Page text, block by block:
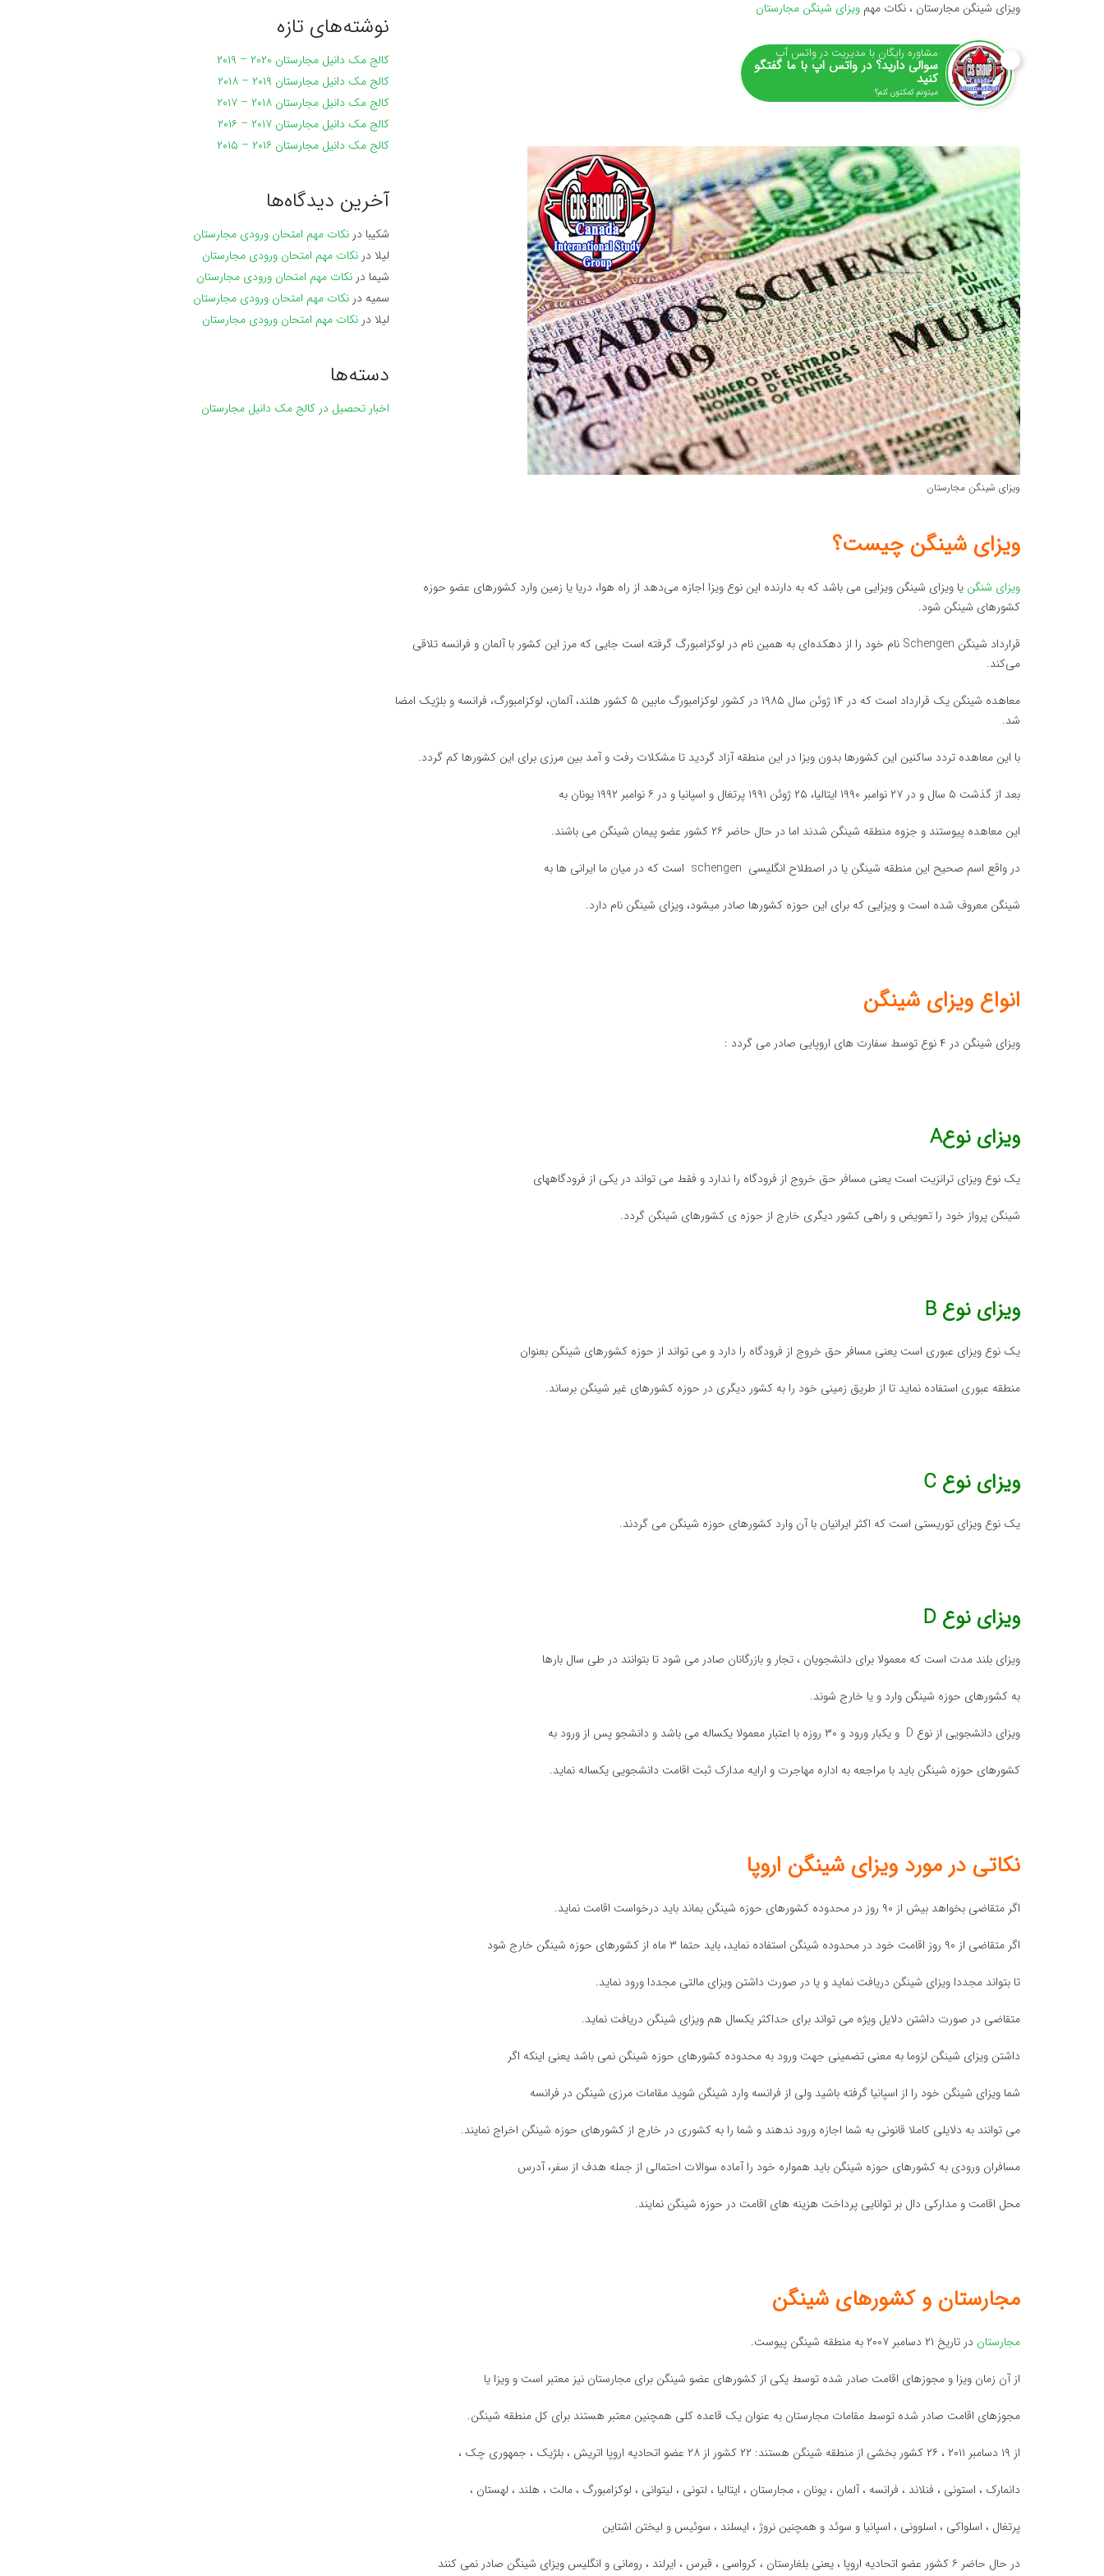
ویزای شینگن مجارستان ، نکات مهم ویزای شینگن مجارستان
مشاوره رایگان با مدیریت در واتس آپ
سوالی دارید؟ در واتس اپ با ما گفتگو
کنید
میتونم کمکتون کنم؟
ویزای شینگن مجارستان
ویزای شینگن چیست؟
ویزای شنگن یا ویزای شینگن ویزایی می باشد که به دارنده این نوع ویزا اجازه می‌دهد از راه هوا، دریا یا زمین وارد کشورهای عضو حوزه
کشورهای شینگن شود.
قرارداد شینگن Schengen نام خود را از دهکده‌ای به همین نام در لوکزامبورگ گرفته است جایی که مرز این کشور با آلمان و فرانسه تلاقی
می‌کند.
معاهده شینگن یک قرارداد است که در ۱۴ ژوئن سال ۱۹۸۵ در کشور لوکزامبورگ مابین ۵ کشور هلند، آلمان، لوکزامبورگ، فرانسه و بلژیک امضا
شد.
با این معاهده تردد ساکنین این کشورها بدون ویزا در این منطقه آزاد گردید تا مشکلات رفت و آمد بین مرزی برای این کشورها کم گردد.
بعد از گذشت ۵ سال و در ۲۷ نوامبر ۱۹۹۰ ایتالیا، ۲۵ ژوئن ۱۹۹۱ پرتغال و اسپانیا و در ۶ نوامبر ۱۹۹۲ یونان به
این معاهده پیوستند و جزوه منطقه شینگن شدند اما در حال حاضر ۲۶ کشور عضو پیمان شینگن می باشند.
در واقع اسم صحیح این منطقه شینگن یا در اصطلاح انگلیسی schengen است که در میان ما ایرانی ها به
شینگن معروف شده است و ویزایی که برای این حوزه کشورها صادر میشود، ویزای شینگن نام دارد.
انواع ویزای شینگن
ویزای شینگن در ۴ نوع توسط سفارت های اروپایی صادر می گردد :
ویزای نوعA
یک نوع ویزای ترانزیت است یعنی مسافر حق خروج از فرودگاه را ندارد و فقط می تواند در یکی از فرودگاههای
شینگن پرواز خود را تعویض و راهی کشور دیگری خارج از حوزه ی کشورهای شینگن گردد.
ویزای نوع B
یک نوع ویزای عبوری است یعنی مسافر حق خروج از فرودگاه را دارد و می تواند از حوزه کشورهای شینگن بعنوان
منطقه عبوری استفاده نماید تا از طریق زمینی خود را به کشور دیگری در حوزه کشورهای غیر شینگن برساند.
ویزای نوع C
یک نوع ویزای توریستی است که اکثر ایرانیان با آن وارد کشورهای حوزه شینگن می گردند.
ویزای نوع D
ویزای بلند مدت است که معمولا برای دانشجویان ، تجار و بازرگانان صادر می شود تا بتوانند در طی سال بارها
به کشورهای حوزه شینگن وارد و یا خارج شوند.
ویزای دانشجویی از نوع D و یکبار ورود و ۳۰ روزه با اعتبار معمولا یکساله می باشد و دانشجو پس از ورود به
کشورهای حوزه شینگن باید با مراجعه به اداره مهاجرت و ارایه مدارک ثبت اقامت دانشجویی یکساله نماید.
نکاتی در مورد ویزای شینگن اروپا
اگر متقاضی بخواهد بیش از ۹۰ روز در محدوده کشورهای حوزه شینگن بماند باید درخواست اقامت نماید.
اگر متقاضی از ۹۰ روز اقامت خود در محدوده شینگن استفاده نماید، باید حتما ۳ ماه از کشورهای حوزه شینگن خارج شود
تا بتواند مجددا ویزای شینگن دریافت نماید و یا در صورت داشتن ویزای مالتی مجددا ورود نماید.
متقاضی در صورت داشتن دلایل ویژه می تواند برای حداکثر یکسال هم ویزای شینگن دریافت نماید.
داشتن ویزای شینگن لزوما به معنی تضمینی جهت ورود به محدوده کشورهای حوزه شینگن نمی باشد یعنی اینکه اگر
شما ویزای شینگن خود را از اسپانیا گرفته باشید ولی از فرانسه وارد شینگن شوید مقامات مرزی شینگن در فرانسه
می توانند به دلایلی کاملا قانونی به شما اجازه ورود ندهند و شما را به کشوری در خارج از کشورهای حوزه شینگن اخراج نمایند.
مسافران ورودی به کشورهای حوزه شینگن باید همواره خود را آماده سوالات احتمالی از جمله هدف از سفر، آدرس
محل اقامت و مدارکی دال بر توانایی پرداخت هزینه های اقامت در حوزه شینگن نمایند.
مجارستان و کشورهای شینگن
مجارستان در تاریخ ۲۱ دسامبر ۲۰۰۷ به منطقه شینگن پیوست.
از آن زمان ویزا و مجوزهای اقامت صادر شده توسط یکی از کشورهای عضو شینگن برای مجارستان نیز معتبر است و ویزا یا
مجوزهای اقامت صادر شده توسط مقامات مجارستان به عنوان یک قاعده کلی همچنین معتبر هستند برای کل منطقه شینگن.
از ۱۹ دسامبر ۲۰۱۱ ، ۲۶ کشور بخشی از منطقه شینگن هستند: ۲۲ کشور از ۲۸ عضو اتحادیه اروپا اتریش ، بلژیک ، جمهوری چک ،
دانمارک ، استونی ، فنلاند ، فرانسه ، آلمان ، یونان ، مجارستان ، ایتالیا ، لتونی ، لیتوانی ، لوکزامبورگ ، مالت ، هلند ، لهستان ،
پرتغال ، اسلواکی ، اسلوونی ، اسپانیا و سوئد و همچنین نروژ ، ایسلند ، سوئیس و لیختن اشتاین
در حال حاضر ۶ کشور عضو اتحادیه اروپا ، یعنی بلغارستان ، کرواسی ، قبرس ، ایرلند ، رومانی و انگلیس ویزای شینگن صادر نمی کنند
نوشته‌های تازه
کالج مک دانیل مجارستان ۲۰۲۰ – ۲۰۱۹
کالج مک دانیل مجارستان ۲۰۱۹ – ۲۰۱۸
کالج مک دانیل مجارستان ۲۰۱۸ – ۲۰۱۷
کالج مک دانیل مجارستان ۲۰۱۷ – ۲۰۱۶
کالج مک دانیل مجارستان ۲۰۱۶ – ۲۰۱۵
آخرین دیدگاه‌ها
شکیبا در نکات مهم امتحان ورودی مجارستان
لیلادر نکات مهم امتحان ورودی مجارستان
شیما در نکات مهم امتحان ورودی مجارستان
سمیه در نکات مهم امتحان ورودی مجارستان
لیلادر نکات مهم امتحان ورودی مجارستان
دسته‌ها
اخبار تحصیل در کالج مک دانیل مجارستان